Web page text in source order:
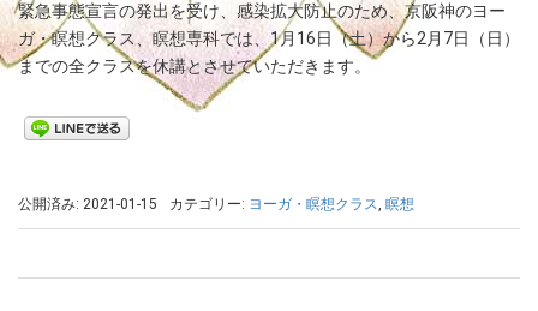
緊急事態宣言の発出を受け、感染拡大防止のため、京阪神のヨー
ガ・瞑想クラス、瞑想専科では、1月16日（土）から2月7日（日）
までの全クラスを休講とさせていただきます。
公開済み: 2021-01-15 カテゴリー: ヨーガ・瞑想クラス, 瞑想